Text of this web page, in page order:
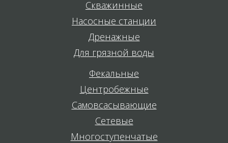
Скважинные
Насосные станции
Дренажные
Для грязной воды
Фекальные
Центробежные
Самовсасывающие
Сетевые
Многоступенчатые